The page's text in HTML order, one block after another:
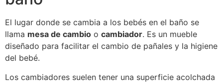
El lugar donde se cambia a los bebés en el baño se
llama mesa de cambio o cambiador. Es un mueble
diseñado para facilitar el cambio de pañales y la higiene
del bebé.
Los cambiadores suelen tener una superficie acolchada